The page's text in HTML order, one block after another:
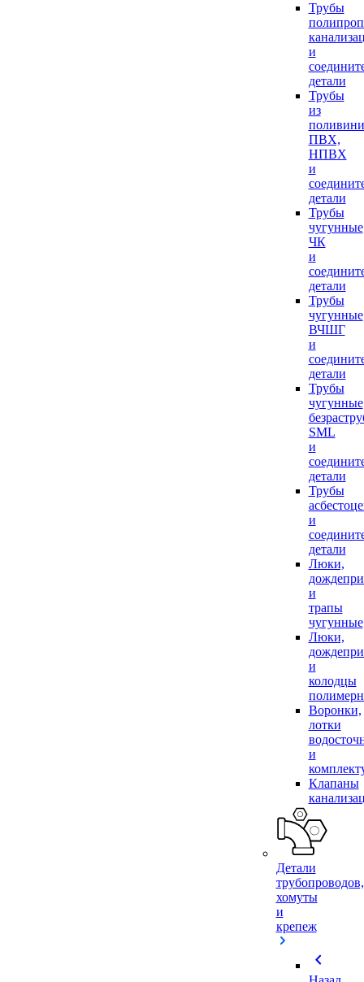
Трубы
и
детали
Трубы
из
ПВХ,
НПВХ
и
детали
Трубы
чугунные
ЧК
и
детали
Трубы
чугунные
ВЧШГ
и
детали
Трубы
чугунные
SML
и
детали
Трубы
и
детали
Люки,
и
трапы
чугунные
Люки,
и
колодцы
Воронки,
лотки
и
Клапаны
Детали
трубопроводов,
хомуты
и
крепеж
chevron_left